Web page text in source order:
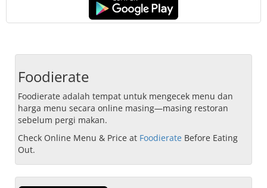
Foodierate
Foodierate adalah tempat untuk mengecek menu dan
harga menu secara online masing—masing restoran
sebelum pergi makan.
Check Online Menu & Price at Foodierate Before Eating
Out.